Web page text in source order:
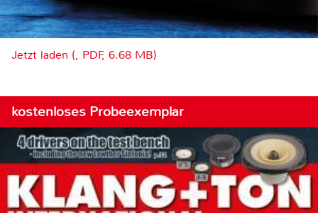
Jetzt laden (, PDF, 6.68 MB)
kostenloses Probeexemplar